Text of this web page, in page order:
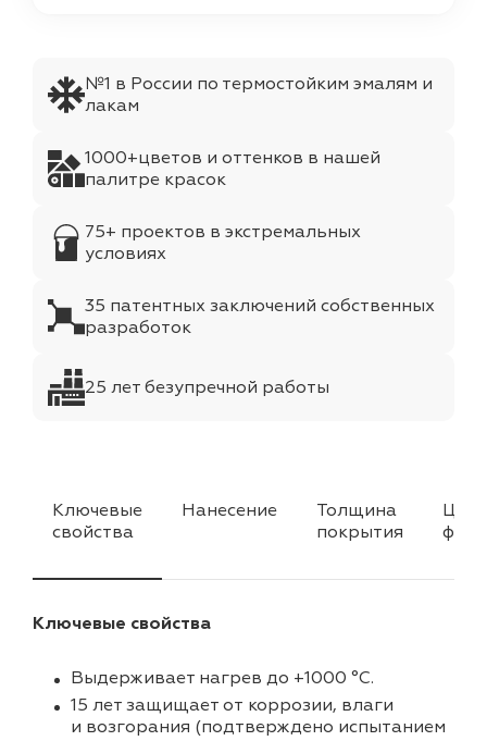
№1 в России по термостойким эмалям и
лакам
1000+цветов и оттенков в нашей
палитре красок
75+ проектов в экстремальных
условиях
35 патентных заключений собственных
разработок
25 лет безупречной работы
Ключевые
свойства
Нанесение
Толщина
покрытия
Ключевые свойства
Выдерживает нагрев до +1000 °C.
15 лет защищает от коррозии, влаги
и возгорания (подтверждено испытанием